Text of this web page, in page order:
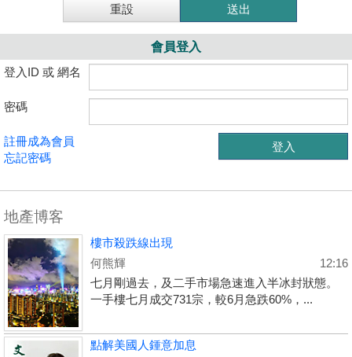
會員登入
登入ID 或 網名
密碼
註冊成為會員
忘記密碼
地產博客
樓市殺跌線出現
何熊輝
12:16
七月剛過去，及二手市場急速進入半冰封狀態。
一手樓七月成交731宗，較6月急跌60%，...
點解美國人鍾意加息